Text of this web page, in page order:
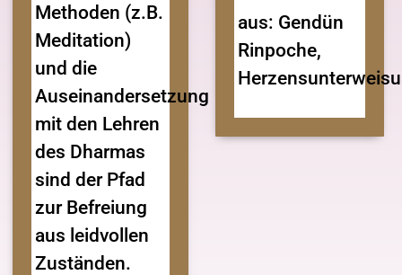
Methoden (z.B.
Meditation)
und die
Auseinandersetzung
mit den Lehren
des Dharmas
sind der Pfad
zur Befreiung
aus leidvollen
Zuständen.
aus: Gendün
Rinpoche,